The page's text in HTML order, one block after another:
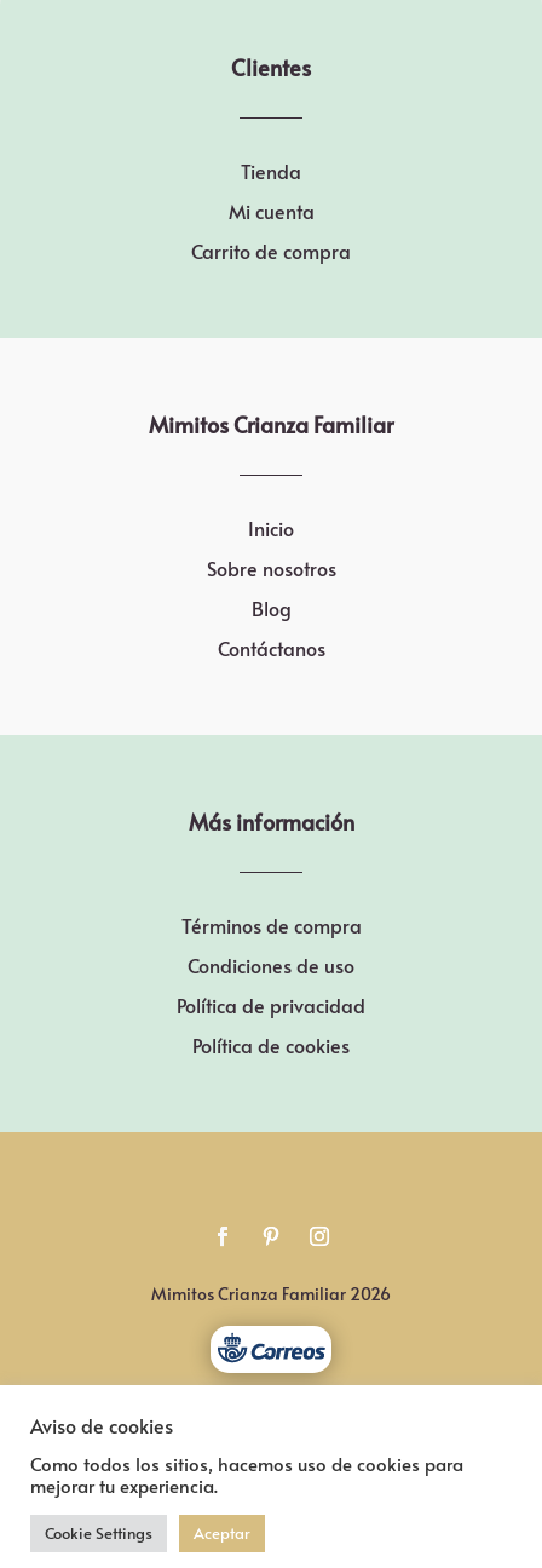
Clientes
Tienda
Mi cuenta
Carrito de compra
Mimitos Crianza Familiar
Inicio
Sobre nosotros
Blog
Contáctanos
Más información
Términos de compra
Condiciones de uso
Política de privacidad
Política de cookies
Mimitos Crianza Familiar 2026
Aviso de cookies
Como todos los sitios, hacemos uso de cookies para
mejorar tu experiencia.
Cookie Settings Aceptar